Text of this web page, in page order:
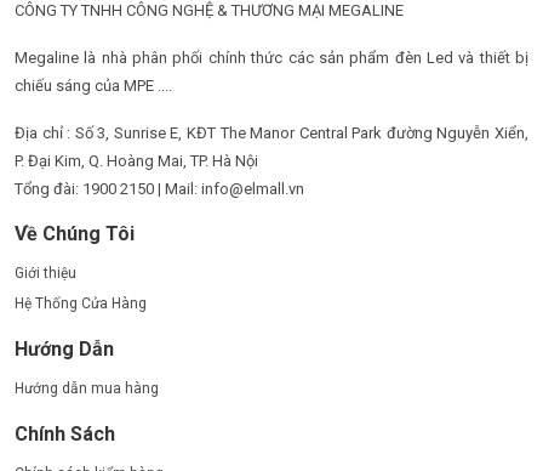
CÔNG TY TNHH CÔNG NGHỆ & THƯƠNG MẠI MEGALINE
Megaline là nhà phân phối chính thức các sản phẩm đèn Led và thiết bị
chiếu sáng của MPE ....
Địa chỉ : Số 3, Sunrise E, KĐT The Manor Central Park đường Nguyễn Xiển,
P. Đại Kim, Q. Hoàng Mai, TP. Hà Nội
Tổng đài: 1900 2150 | Mail: info@elmall.vn
Về Chúng Tôi
Giới thiệu
Hệ Thống Cửa Hàng
Hướng Dẫn
Hướng dẫn mua hàng
Chính Sách